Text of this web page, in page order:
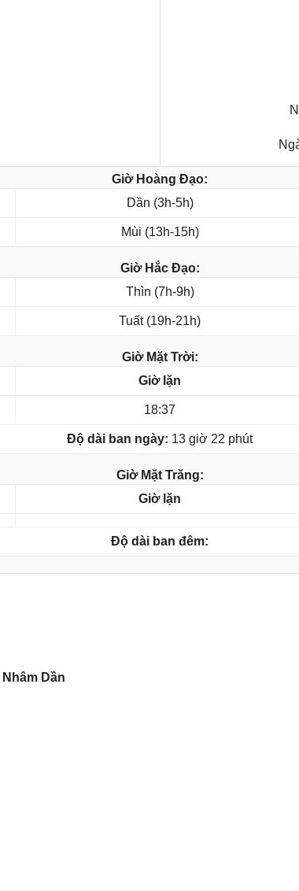
Giờ Hoàng Đạo:
Dần (3h-5h)
Mùi (13h-15h)
Giờ Hắc Đạo:
Thìn (7h-9h)
Tuất (19h-21h)
Giờ Mặt Trời:
Giờ lặn
18:37
Độ dài ban ngày: 13 giờ 22 phút
Giờ Mặt Trăng:
Giờ lặn
Độ dài ban đêm:
Nhâm Dần